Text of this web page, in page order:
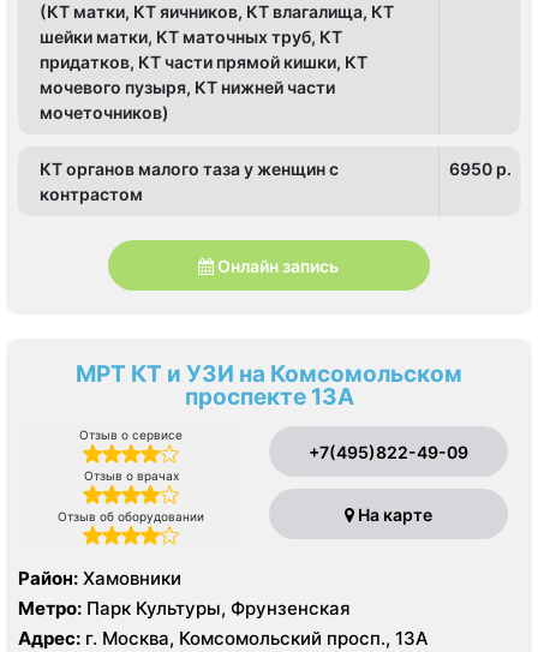
(КТ матки, КТ яичников, КТ влагалища, КТ
шейки матки, КТ маточных труб, КТ
придатков, КТ части прямой кишки, КТ
мочевого пузыря, КТ нижней части
мочеточников)
КТ органов малого таза у женщин с
контрастом
6950 p.
Онлайн запись
МРТ КТ и УЗИ на Комсомольском
проспекте 13А
Отзыв о сервисе
Отзыв о врачах
Отзыв об оборудовании
+7(495)822-49-09
На карте
Район: Хамовники
Метро: Парк Культуры, Фрунзенская
Адрес: г. Москва, Комсомольский просп., 13А